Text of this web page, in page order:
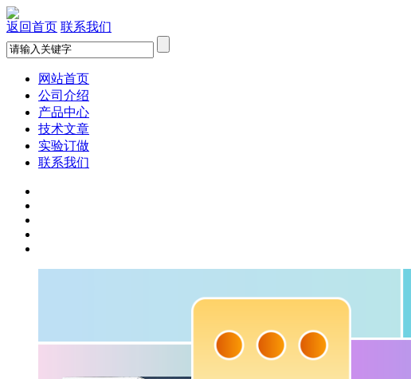
返回首页 联系我们
网站首页
公司介绍
产品中心
技术文章
实验订做
联系我们